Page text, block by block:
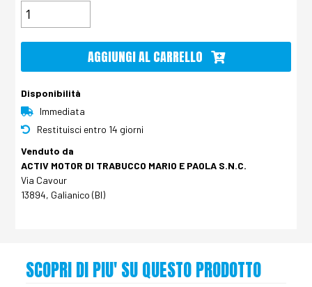
AGGIUNGI AL CARRELLO
Disponibilità
Immediata
Restituisci entro 14 giorni
Venduto da
ACTIV MOTOR DI TRABUCCO MARIO E PAOLA S.N.C.
Via Cavour
13894, Galianico (BI)
SCOPRI DI PIU' SU QUESTO PRODOTTO